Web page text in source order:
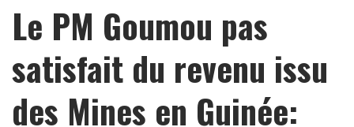
Le PM Goumou pas
satisfait du revenu issu
des Mines en Guinée: